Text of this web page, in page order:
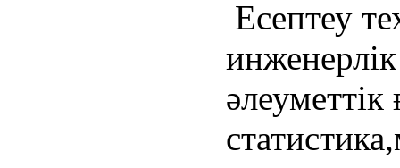
Есептеу